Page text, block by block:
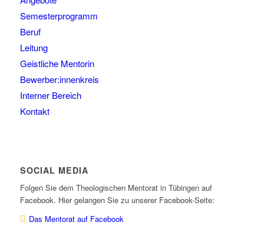
Semesterprogramm
Beruf
Leitung
Geistliche Mentorin
Bewerber:innenkreis
Interner Bereich
Kontakt
SOCIAL MEDIA
Folgen Sie dem Theologischen Mentorat in Tübingen auf
Facebook. Hier gelangen Sie zu unserer Facebook-Seite:
Das Mentorat auf Facebook